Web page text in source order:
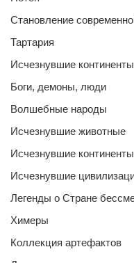
Становление
Тартария
Исчезнувшие
Боги, демоны, люди
Волшебные народы
Исчезнувшие животные
Исчезнувшие континенты
Исчезнувшие
Легенды о Стране
Химеры
Коллекция артефактов